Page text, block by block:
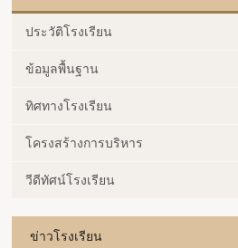
ประวัติโรงเรียน
ข้อมูลพื้นฐาน
ทิศทางโรงเรียน
โครงสร้างการบริหาร
วีดีทัศน์โรงเรียน
ข่าวโรงเรียน